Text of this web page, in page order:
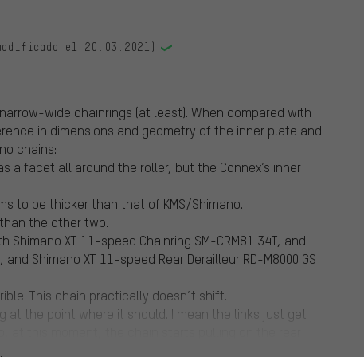
el 20.03.2021)
wide chainrings (at least). When compared with
in dimensions and geometry of the inner plate and
chains:
a facet all around the roller, but the Connex’s inner
to be thicker than that of KMS/Shimano.
the other two.
XT 11-speed Chainring SM-CRM81 34T, and
Shimano XT 11-speed Rear Derailleur RD-M8000 GS
This chain practically doesn’t shift.
at the point where it should. I mean the links just get